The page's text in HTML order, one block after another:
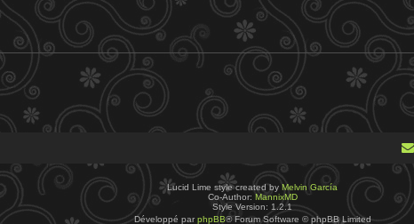
Lucid Lime style created by Melvin García
Co-Author: MannixMD
Style Version: 1.2.1
Développé par phpBB® Forum Software © phpBB Limited